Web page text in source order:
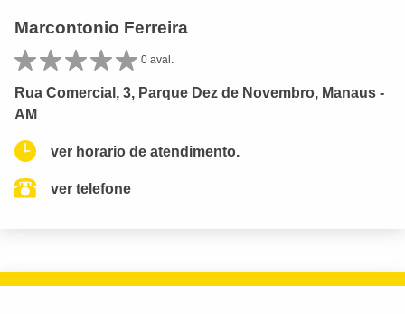
Marcontonio Ferreira
0 aval.
Rua Comercial, 3, Parque Dez de Novembro, Manaus -
AM
ver horario de atendimento.
ver telefone